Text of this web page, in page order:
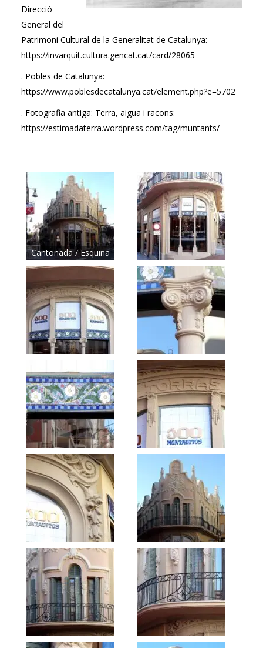
Direcció
General del
Patrimoni Cultural de la Generalitat de Catalunya:
https://invarquit.cultura.gencat.cat/card/28065
. Pobles de Catalunya:
https://www.poblesdecatalunya.cat/element.php?e=5702
. Fotografia antiga: Terra, aigua i racons:
https://estimadaterra.wordpress.com/tag/muntants/
Cantonada / Esquina